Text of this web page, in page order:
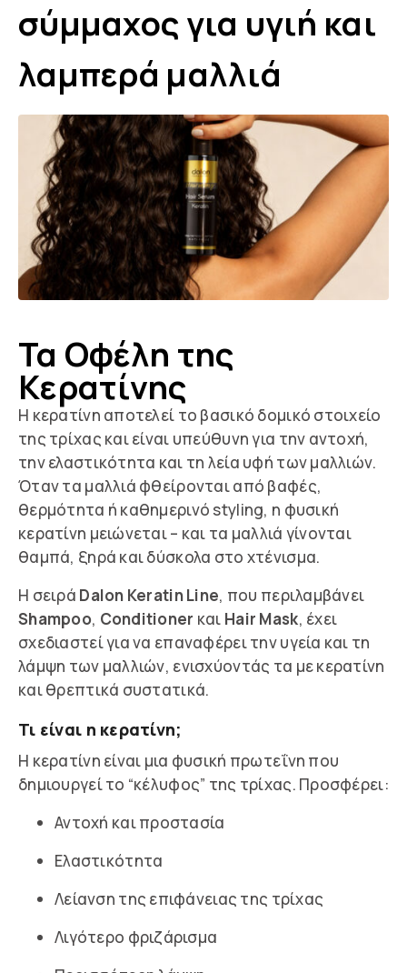
σύμμαχος για υγιή και
λαμπερά μαλλιά
Τα Οφέλη της
Κερατίνης
Η κερατίνη αποτελεί το βασικό δομικό στοιχείο
της τρίχας και είναι υπεύθυνη για την αντοχή,
την ελαστικότητα και τη λεία υφή των μαλλιών.
Όταν τα μαλλιά φθείρονται από βαφές,
θερμότητα ή καθημερινό styling, η φυσική
κερατίνη μειώνεται – και τα μαλλιά γίνονται
θαμπά, ξηρά και δύσκολα στο χτένισμα.
Η σειρά Dalon Keratin Line, που περιλαμβάνει
Shampoo, Conditioner και Hair Mask, έχει
σχεδιαστεί για να επαναφέρει την υγεία και τη
λάμψη των μαλλιών, ενισχύοντάς τα με κερατίνη
και θρεπτικά συστατικά.
Τι είναι η κερατίνη;
Η κερατίνη είναι μια φυσική πρωτεΐνη που
δημιουργεί το “κέλυφος” της τρίχας. Προσφέρει:
Αντοχή και προστασία
Ελαστικότητα
Λείανση της επιφάνειας της τρίχας
Λιγότερο φριζάρισμα